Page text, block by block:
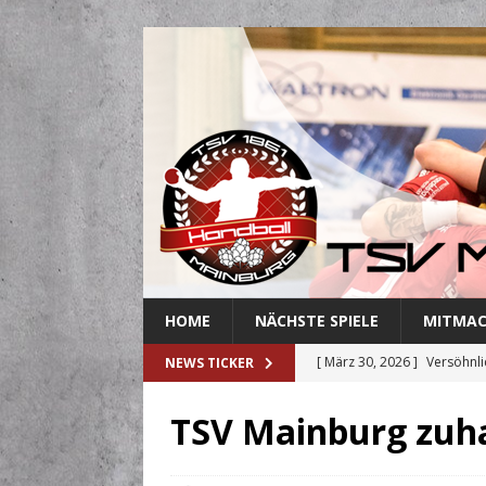
HOME NÄCHSTE SPIELE
NEWS TICKER [ März 30, 2026 ]
[ März 18, 2026 ]
TSV Mainburg